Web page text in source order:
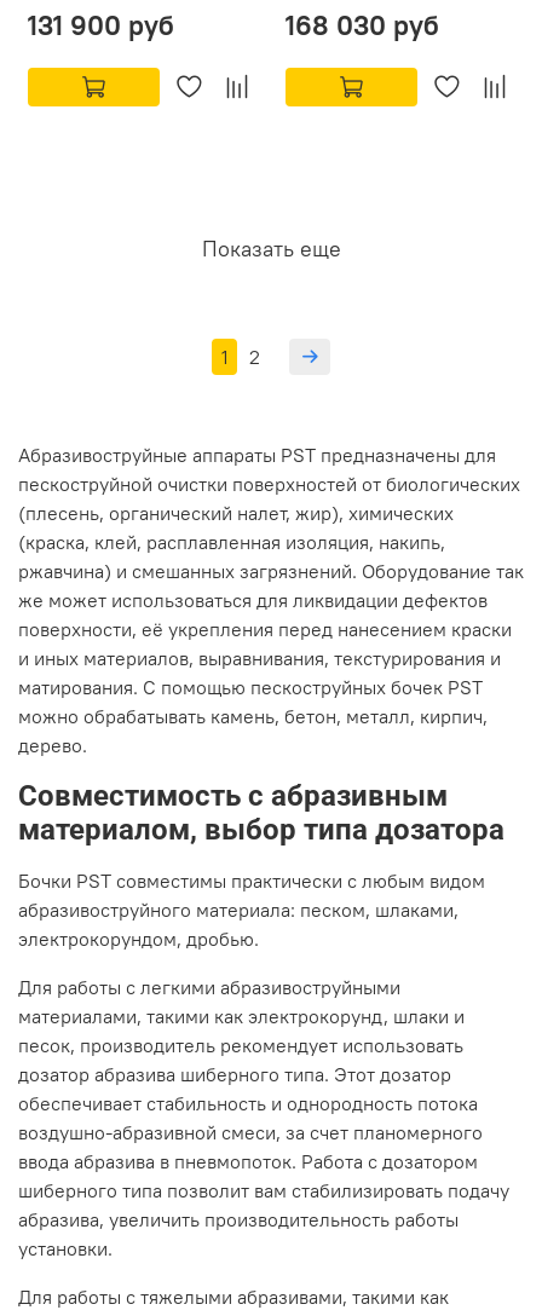
131 900 руб 168 030 руб
Показать еще
1 2
Абразивоструйные аппараты PST предназначены для
пескоструйной очистки поверхностей от биологических
(плесень, органический налет, жир), химических
(краска, клей, расплавленная изоляция, накипь,
ржавчина) и смешанных загрязнений. Оборудование так
же может использоваться для ликвидации дефектов
поверхности, её укрепления перед нанесением краски
и иных материалов, выравнивания, текстурирования и
матирования. С помощью пескоструйных бочек PST
можно обрабатывать камень, бетон, металл, кирпич,
дерево.
Совместимость с абразивным
материалом, выбор типа дозатора
Бочки PST совместимы практически с любым видом
абразивоструйного материала: песком, шлаками,
электрокорундом, дробью.
Для работы с легкими абразивоструйными
материалами, такими как электрокорунд, шлаки и
песок, производитель рекомендует использовать
дозатор абразива шиберного типа. Этот дозатор
обеспечивает стабильность и однородность потока
воздушно-абразивной смеси, за счет планомерного
ввода абразива в пневмопоток. Работа с дозатором
шиберного типа позволит вам стабилизировать подачу
абразива, увеличить производительность работы
установки.
Для работы с тяжелыми абразивами, такими как